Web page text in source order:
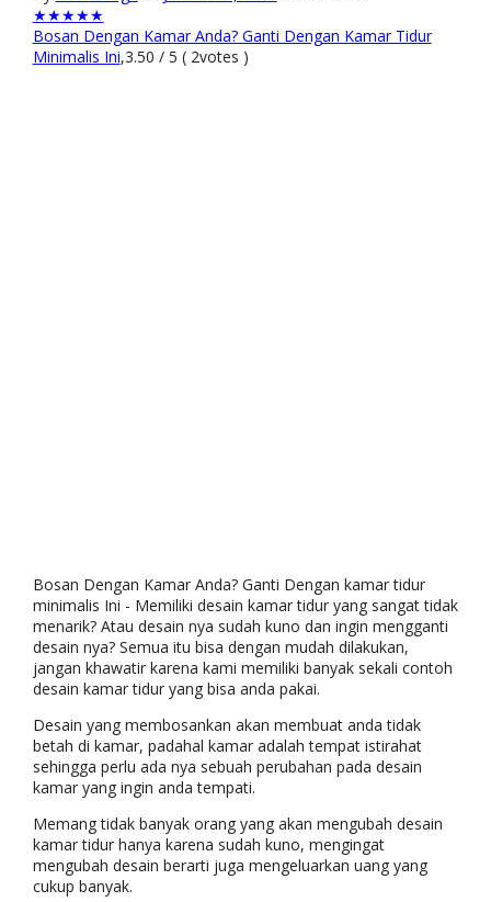
★★★★★
Bosan Dengan Kamar Anda? Ganti Dengan Kamar Tidur
Minimalis Ini,3.50 / 5 ( 2votes )
Bosan Dengan Kamar Anda? Ganti Dengan kamar tidur
minimalis Ini - Memiliki desain kamar tidur yang sangat tidak
menarik? Atau desain nya sudah kuno dan ingin mengganti
desain nya? Semua itu bisa dengan mudah dilakukan,
jangan khawatir karena kami memiliki banyak sekali contoh
desain kamar tidur yang bisa anda pakai.
Desain yang membosankan akan membuat anda tidak
betah di kamar, padahal kamar adalah tempat istirahat
sehingga perlu ada nya sebuah perubahan pada desain
kamar yang ingin anda tempati.
Memang tidak banyak orang yang akan mengubah desain
kamar tidur hanya karena sudah kuno, mengingat
mengubah desain berarti juga mengeluarkan uang yang
cukup banyak.